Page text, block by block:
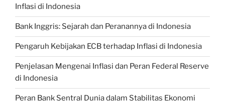
Inflasi di Indonesia
Bank Inggris: Sejarah dan Peranannya di Indonesia
Pengaruh Kebijakan ECB terhadap Inflasi di Indonesia
Penjelasan Mengenai Inflasi dan Peran Federal Reserve
di Indonesia
Peran Bank Sentral Dunia dalam Stabilitas Ekonomi